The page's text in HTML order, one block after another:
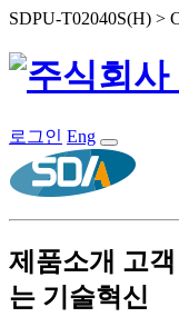
SDPU-T02040S(H) >
로그인 Eng
제품소개 고
는 기술혁신